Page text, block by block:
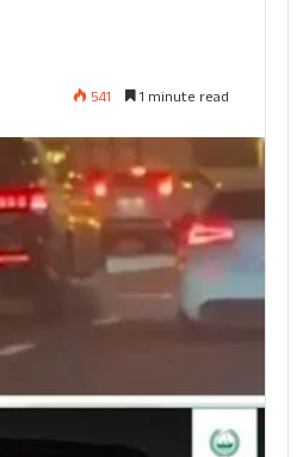
541 1 minute read